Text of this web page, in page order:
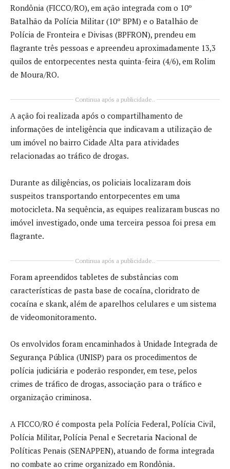
Rondônia (FICCO/RO), em ação integrada com o 10º
Batalhão da Polícia Militar (10º BPM) e o Batalhão de
Polícia de Fronteira e Divisas (BPFRON), prendeu em
flagrante três pessoas e apreendeu aproximadamente 13,3
quilos de entorpecentes nesta quinta-feira (4/6), em Rolim
de Moura/RO.
Continua após a publicidade..
A ação foi realizada após o compartilhamento de
informações de inteligência que indicavam a utilização de
um imóvel no bairro Cidade Alta para atividades
relacionadas ao tráfico de drogas.
Durante as diligências, os policiais localizaram dois
suspeitos transportando entorpecentes em uma
motocicleta. Na sequência, as equipes realizaram buscas no
imóvel investigado, onde uma terceira pessoa foi presa em
flagrante.
Continua após a publicidade..
Foram apreendidos tabletes de substâncias com
características de pasta base de cocaína, cloridrato de
cocaína e skank, além de aparelhos celulares e um sistema
de videomonitoramento.
Os envolvidos foram encaminhados à Unidade Integrada de
Segurança Pública (UNISP) para os procedimentos de
polícia judiciária e poderão responder, em tese, pelos
crimes de tráfico de drogas, associação para o tráfico e
organização criminosa.
A FICCO/RO é composta pela Polícia Federal, Polícia Civil,
Polícia Militar, Polícia Penal e Secretaria Nacional de
Políticas Penais (SENAPPEN), atuando de forma integrada
no combate ao crime organizado em Rondônia.